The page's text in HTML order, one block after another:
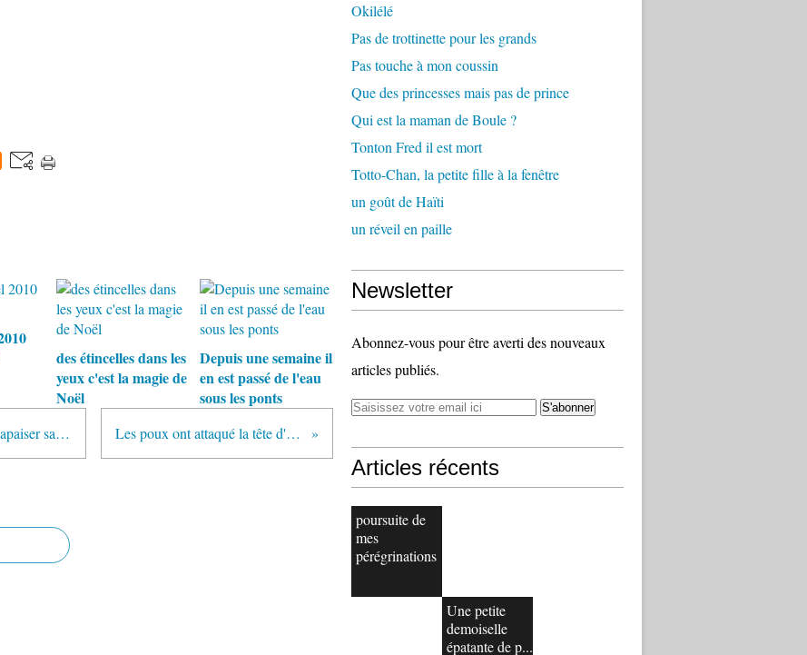
des étincelles dans les
yeux c'est la magie de
Noël
Depuis une semaine il
en est passé de l'eau
sous les ponts
Dire des mots doux en créole pour apaiser sa peine Les poux ont attaqué la tête d'Alice
Okilélé
Pas de trottinette pour les grands
Pas touche à mon coussin
Que des princesses mais pas de prince
Qui est la maman de Boule ?
Tonton Fred il est mort
Totto-Chan, la petite fille à la fenêtre
un goût de Haïti
un réveil en paille
Newsletter
Abonnez-vous pour être averti des nouveaux
articles publiés.
Articles récents
poursuite de
mes
pérégrinations
Une petite
demoiselle
épatante de p...